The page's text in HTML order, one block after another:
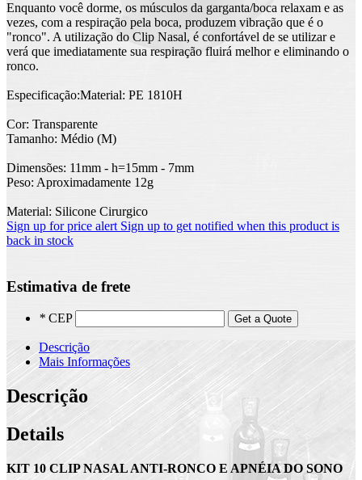
Enquanto você dorme, os músculos da garganta/boca relaxam e as
vezes, com a respiração pela boca, produzem vibração que é o
"ronco". A utilização do Clip Nasal, é confortável de se utilizar e
verá que imediatamente sua respiração fluirá melhor e eliminando o
ronco.
Especificação:Material: PE 1810H
Cor: Transparente
Tamanho: Médio (M)
Dimensões: 11mm - h=15mm - 7mm
Peso: Aproximadamente 12g
Material: Silicone Cirurgico
Sign up for price alert Sign up to get notified when this product is
back in stock
Estimativa de frete
* CEP Get a Quote
Descrição
Mais Informações
Descrição
Details
KIT 10 CLIP NASAL ANTI-RONCO E APNÉIA DO SONO